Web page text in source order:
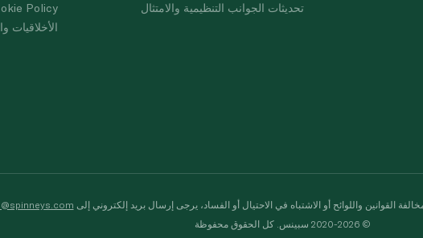
Policy
الأخلاقيات
تحديثات الجوانب التنظيمية والامتثال
القوانين واللوائح أو الاشتباه في الاحتيال أو الفساد، يرجى إرسال بريد إلكتروني إلى
© 2020-2026 سبينس. كل الحقوق محفوظة